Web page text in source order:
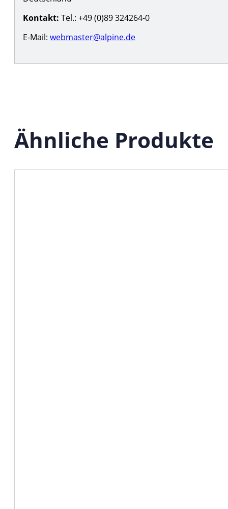
Kontakt: Tel.: +49 (0)89 324264-0
E-Mail: webmaster@alpine.de
Ähnliche Produkte